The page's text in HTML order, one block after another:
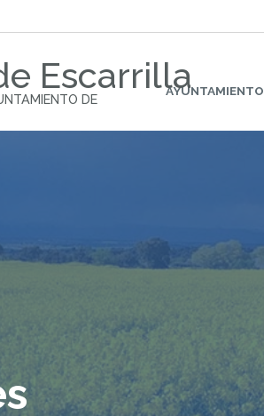
Escarrilla
DE
AYUNTAMIENTO